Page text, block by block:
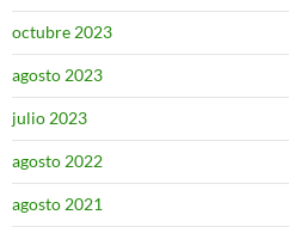
octubre 2023
agosto 2023
julio 2023
agosto 2022
agosto 2021